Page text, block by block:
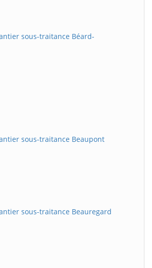
sous-traitance Béard-
sous-traitance Beaupont
sous-traitance Beauregard